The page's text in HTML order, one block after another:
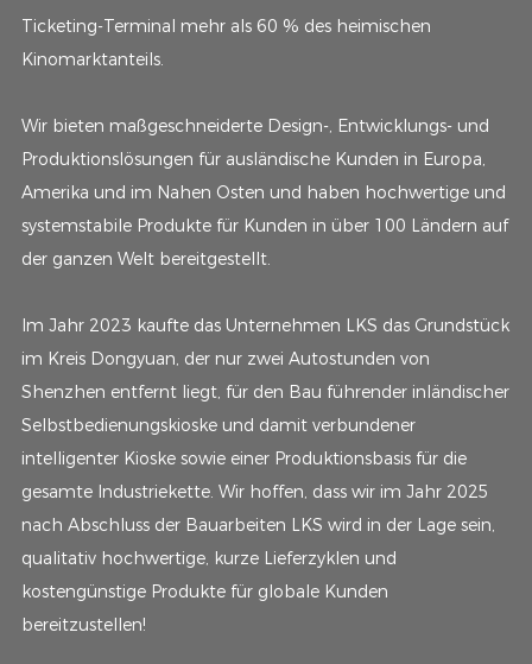
Ticketing-Terminal mehr als 60 % des heimischen
Kinomarktanteils.
Wir bieten maßgeschneiderte Design-, Entwicklungs- und
Produktionslösungen für ausländische Kunden in Europa,
Amerika und im Nahen Osten und haben hochwertige und
systemstabile Produkte für Kunden in über 100 Ländern auf
der ganzen Welt bereitgestellt.
Im Jahr 2023 kaufte das Unternehmen LKS das Grundstück
im Kreis Dongyuan, der nur zwei Autostunden von
Shenzhen entfernt liegt, für den Bau führender inländischer
Selbstbedienungskioske und damit verbundener
intelligenter Kioske sowie einer Produktionsbasis für die
gesamte Industriekette. Wir hoffen, dass wir im Jahr 2025
nach Abschluss der Bauarbeiten LKS wird in der Lage sein,
qualitativ hochwertige, kurze Lieferzyklen und
kostengünstige Produkte für globale Kunden
bereitzustellen!